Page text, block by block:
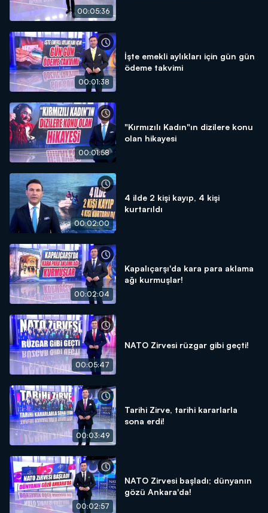
00:05:36
00:01:38
İşte emekli aylıkları için gün gün
ödeme takvimi
00:01:58
"Kırmızılı Kadın"ın dizilere konu
olan hikayesi
00:02:00
4 ilde 2 kişi kayıp, 4 kişi
kurtarıldı
00:02:04
Kapalıçarşı'da kara para aklama
ağı kurmuşlar!
00:05:47
NATO Zirvesi rüzgar gibi geçti!
00:03:49
Tarihi Zirve, tarihi kararlarla
sona erdi!
00:02:57
NATO Zirvesi başladı; dünyanın
gözü Ankara'da!